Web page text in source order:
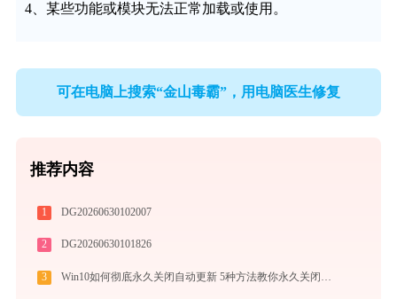
4、某些功能或模块无法正常加载或使用。
可在电脑上搜索“金山毒霸”，用电脑医生修复
推荐内容
1 DG20260630102007
2 DG20260630101826
3 Win10如何彻底永久关闭自动更新 5种方法教你永久关闭win10自动更新